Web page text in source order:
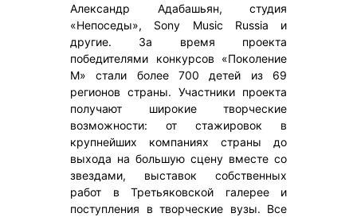
Александр Адабашьян, студия
«Непоседы», Sony Music Russia и
другие. За время проекта
победителями конкурсов «Поколение
М» стали более 700 детей из 69
регионов страны. Участники проекта
получают широкие творческие
возможности: от стажировок в
крупнейших компаниях страны до
выхода на большую сцену вместе со
звездами, выставок собственных
работ в Третьяковской галерее и
поступления в творческие вузы. Все